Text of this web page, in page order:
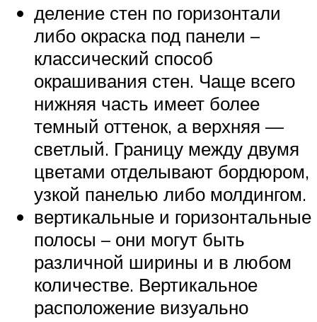
деление стен по горизонтали
либо окраска под панели –
классический способ
окрашивания стен. Чаще всего
нижняя часть имеет более
темный оттенок, а верхняя —
светлый. Границу между двумя
цветами отделывают бордюром,
узкой панелью либо молдингом.
вертикальные и горизонтальные
полосы – они могут быть
различной ширины и в любом
количестве. Вертикальное
расположение визуально